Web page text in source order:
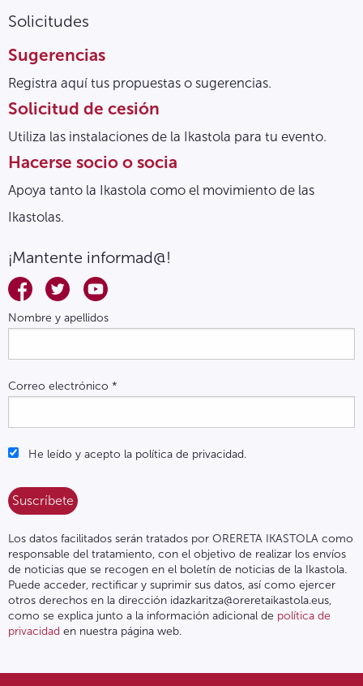
Solicitudes
Sugerencias
Registra aquí tus propuestas o sugerencias.
Solicitud de cesión
Utiliza las instalaciones de la Ikastola para tu evento.
Hacerse socio o socia
Apoya tanto la Ikastola como el movimiento de las
Ikastolas.
¡Mantente informad@!
Nombre y apellidos
Correo electrónico *
He leído y acepto la política de privacidad.
Los datos facilitados serán tratados por ORERETA IKASTOLA como
responsable del tratamiento, con el objetivo de realizar los envíos
de noticias que se recogen en el boletín de noticias de la Ikastola.
Puede acceder, rectificar y suprimir sus datos, así como ejercer
otros derechos en la dirección idazkaritza@oreretaikastola.eus,
como se explica junto a la información adicional de política de
privacidad en nuestra página web.